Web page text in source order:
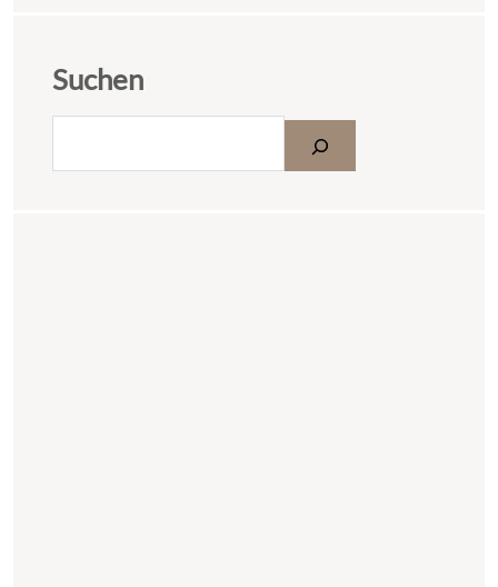
Suchen